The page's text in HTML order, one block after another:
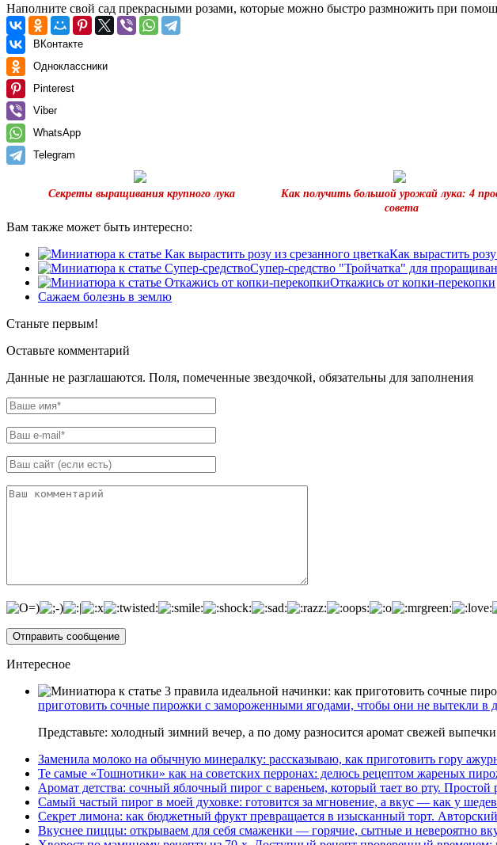
Наполните свой сад прекрасными розами, которые можно быстро размножить при
ВКонтакте
Одноклассники
Pinterest
Viber
WhatsApp
Telegram
Секреты выращивания крупного лука
Как получить большой урожай лука: 4
совета
Вам также может быть интересно:
Как вырастить
Супер-средство "Тройчатка" для
Откажись от копки-перекопки
Сажаем болезнь в землю
Станьте первым!
Оставьте комментарий
Данные не разглашаются. Поля, помеченные звездочкой, обязательны для заполнения
Интересное
приготовить сочные пирожки с замороженными ягодами, чтобы они не вытекли в
Представьте: холодный зимний вечер, а по дому разносится аромат свежей
Заменила молоко на обычную минералку: рассказываю, как приготовить гору
Те самые «Тошнотики» как на советских перронах: делюсь рецептом жареных
Аромат детства: сочный яблочный пирог с вареньем, который тает во рту. Простой
Самый частый пирог в моей духовке: готовится за мгновение, а вкус — как у
Секрет лимона: как бюджетный фрукт превращается в изысканный торт.
Вкуснее пиццы: открываем для себя смаженки — горячие, сытные и невероятно